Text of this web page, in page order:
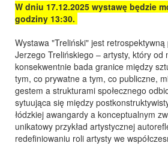
W dniu 17.12.2025 wystawę będzie
godziny 13:30.
Wystawa "Treliński" jest
Jerzego Trelińskiego – artysty, który od
konsekwentnie bada granice między
tym, co prywatne a tym, co publiczne,
gestem a strukturami społecznego
sytuująca się między
łódzkiej awangardy a konceptualnym
unikatowy przykład artystycznej
redefiniowaniu roli artysty we